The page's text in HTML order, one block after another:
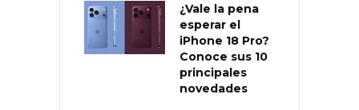
¿Vale la pena
esperar el
iPhone 18 Pro?
Conoce sus 10
principales
novedades